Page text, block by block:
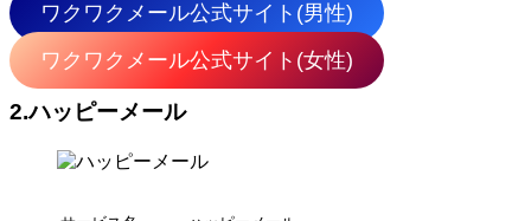
ワクワクメール公式サイト(男性)
ワクワクメール公式サイト(女性)
2.ハッピーメール